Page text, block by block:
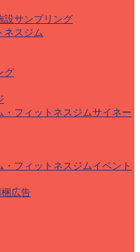
設サンプリング
ネスジム
グ
・フィットネスジムサイネー
・フィットネスジムイベント
広告